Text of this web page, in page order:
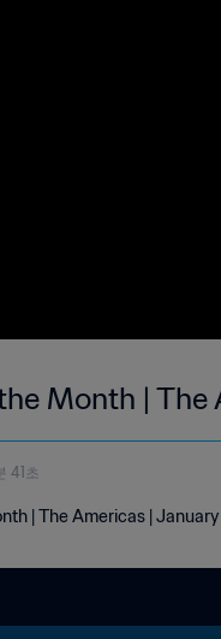
Month | The
41초
| The Americas |